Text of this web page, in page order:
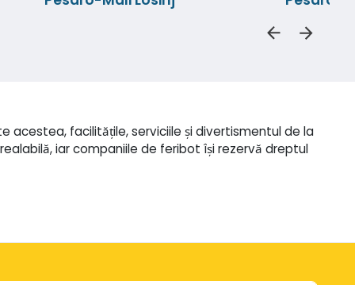
acestea, facilitățile, serviciile și divertismentul de la
iar companiile de feribot își rezervă dreptul